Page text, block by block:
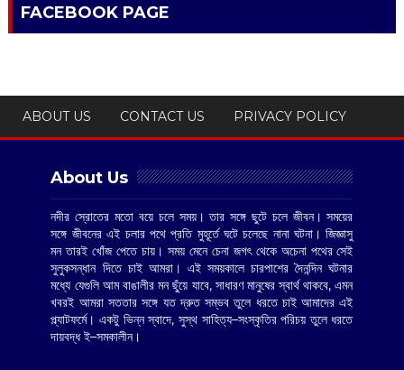
FACEBOOK PAGE
ABOUT US CONTACT US PRIVACY POLICY
About Us
নদীর স্রোতের মতো বয়ে চলে সময়। তার সঙ্গে ছুটে চলে জীবন। সময়ের
সঙ্গে জীবনের এই চলার পথে প্রতি মুহূর্তে ঘটে চলেছে নানা ঘটনা। জিজ্ঞাসু
মন তারই খোঁজ পেতে চায়। সময় মেনে চেনা জগৎ থেকে অচেনা পথের সেই
সুলুকসন্ধান দিতে চাই আমরা। এই সময়কালে চারপাশের দৈনন্দিন ঘটনার
মধ্যে যেগুলি আম বাঙালীর মন ছুঁয়ে যাবে, সাধারণ মানুষের স্বার্থ থাকবে, এমন
খবরই আমরা সততার সঙ্গে যত দ্রুত সম্ভব তুলে ধরতে চাই আমাদের এই
প্ল্যাটফর্মে। একটু ভিন্ন স্বাদে, সুস্থ সাহিত্য–সংস্কৃতির পরিচয় তুলে ধরতে
দায়বদ্ধ ই–সমকালীন।